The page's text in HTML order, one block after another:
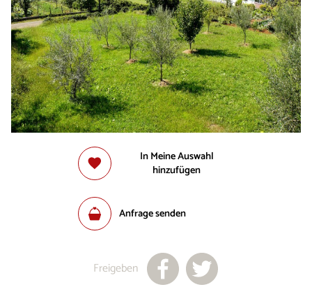
In Meine Auswahl
hinzufügen
Anfrage senden
Freigeben